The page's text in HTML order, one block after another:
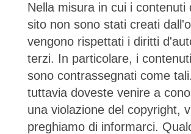
Nella misura in cui i contenuti
sito non sono stati creati
vengono rispettati i diritti
terzi. In particolare, i
sono contrassegnati come
tuttavia doveste venire a
una violazione del copyright,
preghiamo di informarci.